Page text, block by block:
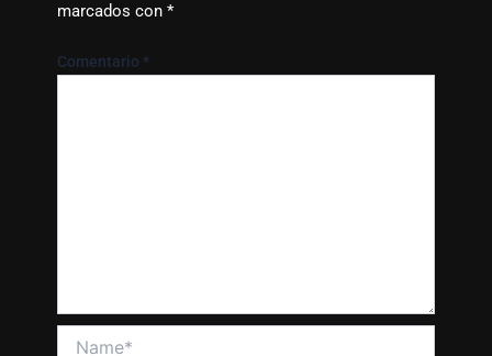
marcados con *
Comentario *